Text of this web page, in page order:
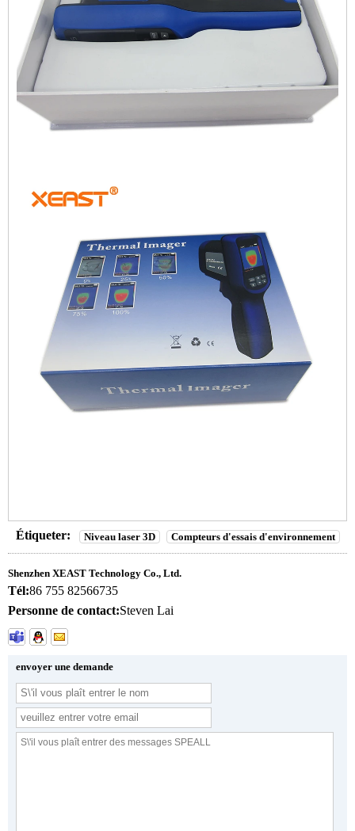
Étiqueter: Niveau laser 3D Compteurs d'essais d'environnement
Shenzhen XEAST Technology Co., Ltd.
Tél:86 755 82566735
Personne de contact:Steven Lai
envoyer une demande